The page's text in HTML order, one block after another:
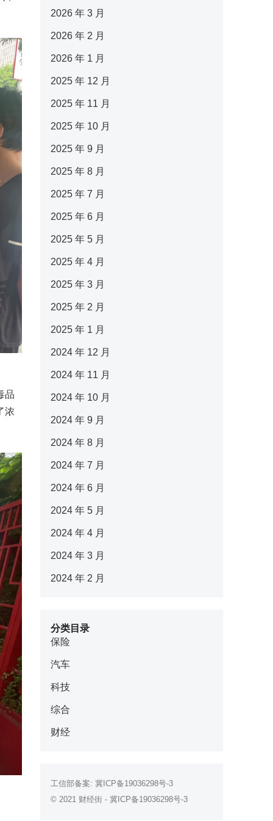
品
浓
2026 年 3 月
2026 年 2 月
2026 年 1 月
2025 年 12 月
2025 年 11 月
2025 年 10 月
2025 年 9 月
2025 年 8 月
2025 年 7 月
2025 年 6 月
2025 年 5 月
2025 年 4 月
2025 年 3 月
2025 年 2 月
2025 年 1 月
2024 年 12 月
2024 年 11 月
2024 年 10 月
2024 年 9 月
2024 年 8 月
2024 年 7 月
2024 年 6 月
2024 年 5 月
2024 年 4 月
2024 年 3 月
2024 年 2 月
分类目录
保险
汽车
科技
综合
财经
工信部备案: 冀ICP备19036298号-3
© 2021 财经街 - 冀ICP备19036298号-3